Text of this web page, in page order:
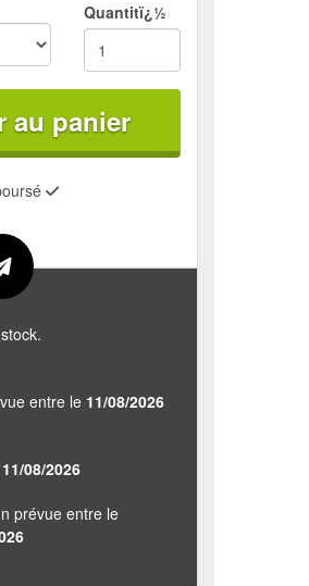
Quantitï¿½
au panier
entre le 11/08/2026
11/08/2026
prévue entre le